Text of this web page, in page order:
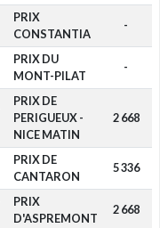
PRIX
CONSTANTIA
-
PRIX DU
MONT-PILAT
-
PRIX DE
PERIGUEUX -
NICE MATIN
2 668
PRIX DE
CANTARON
5 336
PRIX
D'ASPREMONT
2 668